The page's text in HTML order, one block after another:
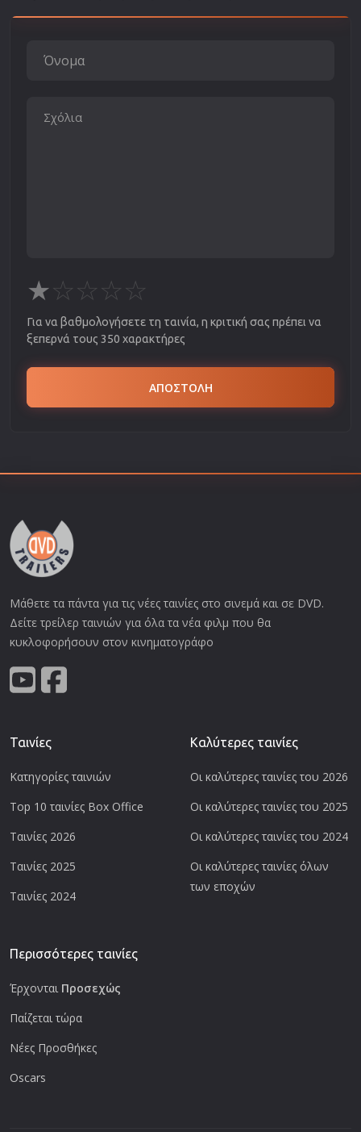
★☆☆☆☆
Για να βαθμολογήσετε τη ταινία, η κριτική σας πρέπει να
ξεπερνά τους 350 χαρακτήρες
ΑΠΟΣΤΟΛΗ
Μάθετε τα πάντα για τις νέες ταινίες στο σινεμά και σε DVD.
Δείτε τρείλερ ταινιών για όλα τα νέα φιλμ που θα
κυκλοφορήσουν στον κινηματογράφο
Ταινίες
Κατηγορίες ταινιών
Top 10 ταινίες Box Office
Ταινίες 2026
Ταινίες 2025
Ταινίες 2024
Καλύτερες ταινίες
Οι καλύτερες ταινίες του 2026
Οι καλύτερες ταινίες του 2025
Οι καλύτερες ταινίες του 2024
Οι καλύτερες ταινίες όλων
των εποχών
Περισσότερες ταινίες
Έρχονται Προσεχώς
Παίζεται τώρα
Νέες Προσθήκες
Oscars